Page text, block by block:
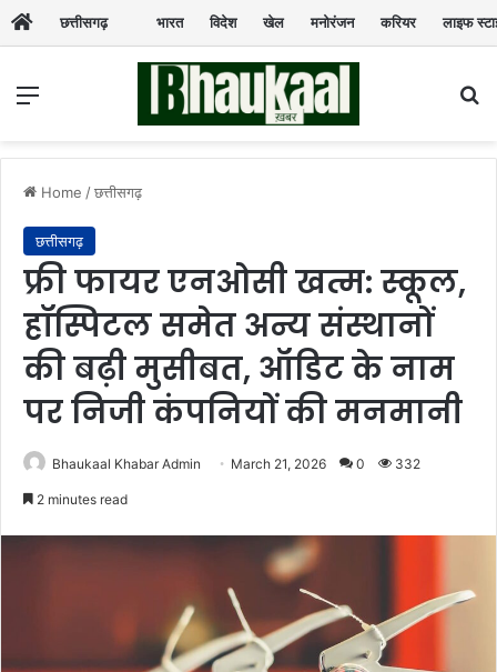
छत्तीसगढ़ भारत विदेश खेल मनोरंजन करियर लाइफ
Menu
Home /छत्तीसगढ़
छत्तीसगढ़
फ्री फायर एनओसी खत्म: स्कूल,
हॉस्पिटल समेत अन्य संस्थानों
की बढ़ी मुसीबत, ऑडिट के नाम
पर निजी कंपनियों की मनमानी
Bhaukaal Khabar Admin March 21, 2026 0 332
2 minutes read